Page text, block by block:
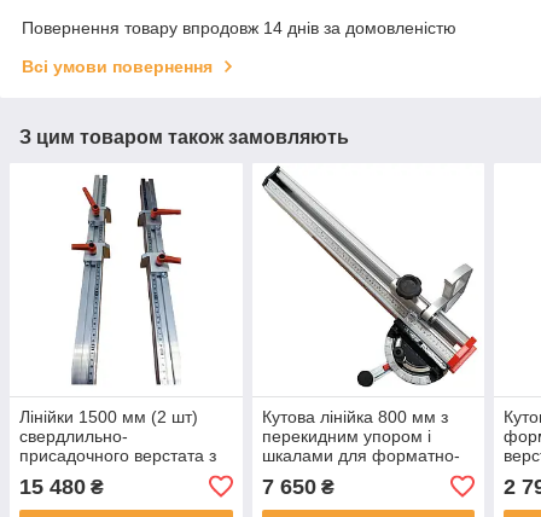
Повернення товару впродовж 14 днів за домовленістю
Всі умови повернення
З цим товаром також замовляють
Лінійки 1500 мм (2 шт)
свердлильно-
присадочного верстата з
упорами (4 шт) і шкалами
(R, L)
15 480 ₴
Кутова лінійка 800 мм з
перекидним упором і
шкалами для форматно-
7 650₴ 2